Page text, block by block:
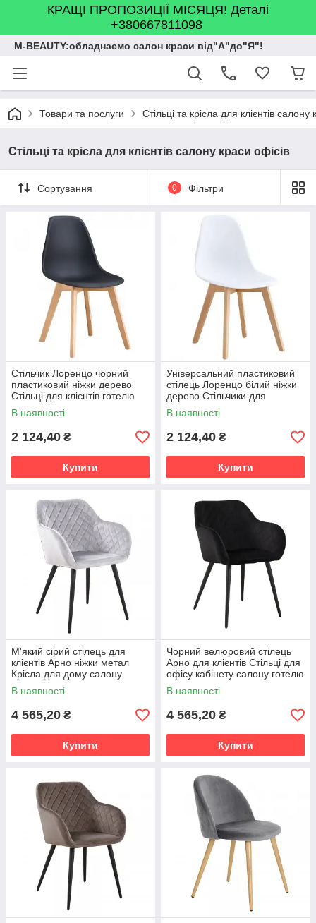
КРАЩІ ПРОПОЗИЦІЇ МІСЯЦЯ! Деталі
+380667811098
M-BEAUTY:обладнаємо салон краси від"А"до"Я"!
Товари та послуги Стільці та крісла для клієнтів салону
Стільці та крісла для клієнтів салону краси офісів
Сортування 0 Фільтри
Стільчик Лоренцо чорний
пластиковий ніжки дерево
Стільці для клієнтів готелю
офісу магазину кафе
В наявності
2 124,40 ₴
Купити
Універсальний пластиковий
стілець Лоренцо білий ніжки
дерево Стільчики для
відвідувачів та гостей
В наявності
2 124,40 ₴
Купити
М'який сірий стілець для
клієнтів Арно ніжки метал
Крісла для дому салону
офісу лаунж-зони
В наявності
4 565,20 ₴
Купити
Чорний велюровий стілець
Арно для клієнтів Стільці для
офісу кабінету салону готелю
В наявності
4 565,20 ₴
Купити